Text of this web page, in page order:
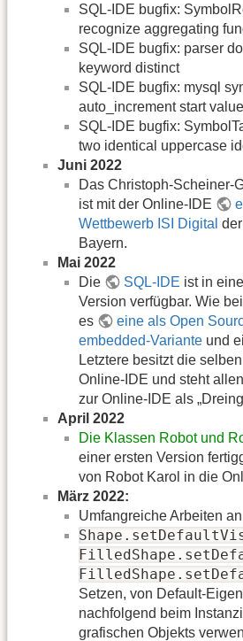
SQL-IDE bugfix:
recognize aggregating
SQL-IDE bugfix: parser
keyword distinct
SQL-IDE bugfix: mysql
auto_increment start
SQL-IDE bugfix:
two identical uppercase
Juni 2022
Das Christoph-Scheiner-
ist mit der Online-IDE
Wettbewerb ISI Digital
Bayern.
Mai 2022
Die
SQL-IDE ist in
Version verfügbar. Wie
es
eine als Open
embedded-Variante und
Letztere besitzt die
Online-IDE und steht
zur Online-IDE als
April 2022
Die Klassen Robot und
einer ersten Version
von Robot Karol in die
März 2022:
Umfangreiche Arbeiten
Setzen, von Default-
nachfolgend beim
grafischen Objekts